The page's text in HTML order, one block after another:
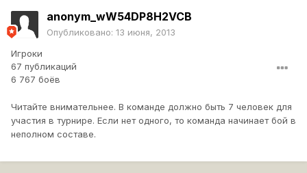
anonym_wW54DP8H2VCB
Опубликовано: 13 июня, 2013
Игроки
67 публикаций
6 767 боёв
Читайте внимательнее. В команде должно быть 7 человек для
участия в турнире. Если нет одного, то команда начинает бой в
неполном составе.